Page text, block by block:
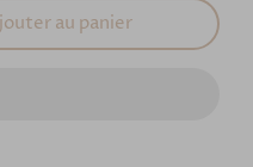
au panier